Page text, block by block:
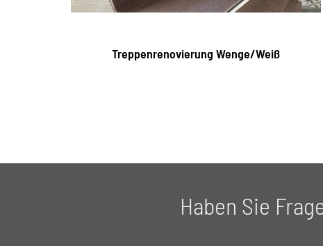
Treppenrenovierung Wenge/Weiß
Haben Sie